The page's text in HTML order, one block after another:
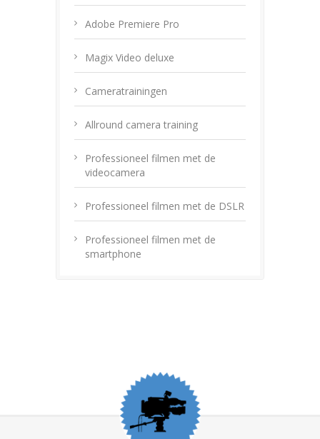
Adobe Premiere Pro
Magix Video deluxe
Cameratrainingen
Allround camera training
Professioneel filmen met de
videocamera
Professioneel filmen met de DSLR
Professioneel filmen met de
smartphone